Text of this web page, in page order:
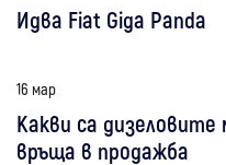
Идва Fiat Giga Panda
16 мар
Какви са
връща в продажба